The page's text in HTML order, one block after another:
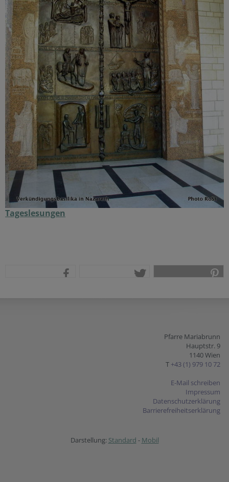
Tageslesungen
Pfarre Mariabrunn
Hauptstr. 9
1140 Wien
T +43 (1) 979 10 72
E-Mail schreiben
Impressum
Datenschutzerklärung
Barrierefreiheitserklärung
Darstellung: Standard - Mobil